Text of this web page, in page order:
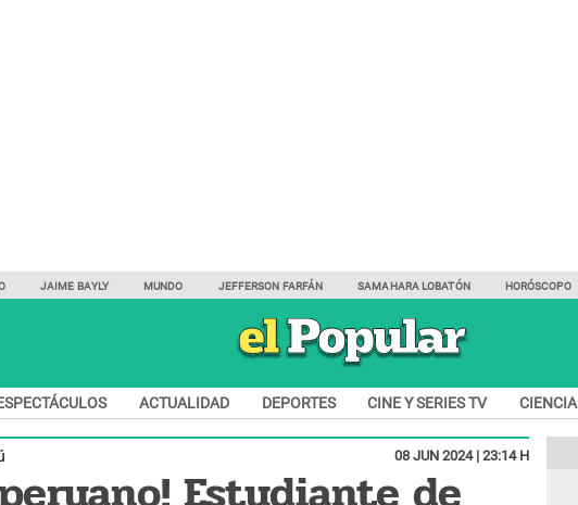
JAIME BAYLY MUNDO JEFFERSON FARFÁN SAMAHARA LOBATÓN HORÓSCOPO
ACTUALIDAD DEPORTES CINE Y SERIES TV CIENCIA
08 JUN 2024 | 23:14 H